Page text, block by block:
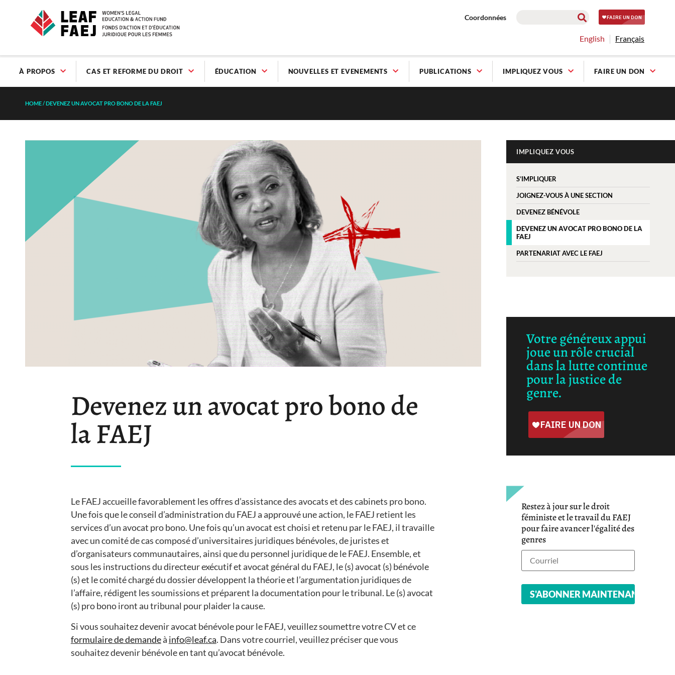
Coordonnées
English Français
À PROPOS CAS ET REFORME DU DROIT ÉDUCATION NOUVELLES ET EVENEMENTS PUBLICATIONS IMPLIQUEZ VOUS FAIRE UN DON
HOME/DEVENEZ UN AVOCAT PRO BONO DE LA FAEJ
Devenez un avocat pro bono de
la FAEJ
Le FAEJ accueille favorablement les offres d’assistance des avocats et des cabinets pro bono.
Une fois que le conseil d’administration du FAEJ a approuvé une action, le FAEJ retient les
services d’un avocat pro bono. Une fois qu’un avocat est choisi et retenu par le FAEJ, il travaille
avec un comité de cas composé d’universitaires juridiques bénévoles, de juristes et
d’organisateurs communautaires, ainsi que du personnel juridique de le FAEJ. Ensemble, et
sous les instructions du directeur exécutif et avocat général du FAEJ, le (s) avocat (s) bénévole
(s) et le comité chargé du dossier développent la théorie et l’argumentation juridiques de
l’affaire, rédigent les soumissions et préparent la documentation pour le tribunal. Le (s) avocat
(s) pro bono iront au tribunal pour plaider la cause.
Si vous souhaitez devenir avocat bénévole pour le FAEJ, veuillez soumettre votre CV et ce
formulaire de demandeà info@leaf.ca. Dans votre courriel, veuillez préciser que vous
souhaitez devenir bénévole en tant qu’avocat bénévole.
IMPLIQUEZ VOUS
S’IMPLIQUER
JOIGNEZ-VOUS À UNE SECTION
DEVENEZ BÉNÉVOLE
DEVENEZ UN AVOCAT PRO BONO DE LA
FAEJ
PARTENARIAT AVEC LE FAEJ
Votre généreux appui
joue un rôle crucial
dans la lutte continue
pour la justice de
genre.
Restez à jour sur le droit
féministe et le travail du FAEJ
pour faire avancer l'égalité des
genres